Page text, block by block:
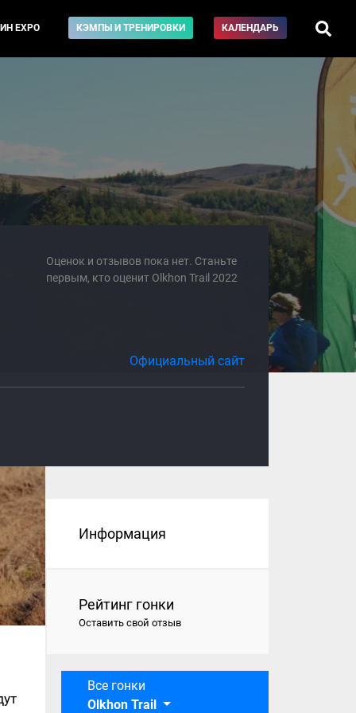
EXPO КЭМПЫ И ТРЕНИРОВКИ КАЛЕНДАРЬ
Оценок и отзывов пока нет. Станьте
первым, кто оценит Olkhon Trail 2022
Официальный сайт
Информация
Рейтинг гонки
Оставить свой отзыв
Все гонки
Olkhon Trail